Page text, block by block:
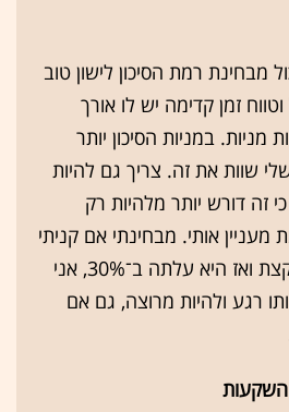
מבחינת רמת הסיכון לישון טוב
זמן קדימה יש לו אורך
מניות. במניות הסיכון יותר
שוות את זה. צריך גם להיות
זה דורש יותר מלהיות רק
אותי. מבחינתי אם קניתי
מניה כי קראתי עליה קצת ואז היא עלתה ב־30%, אני
רגע ולהיות מרוצה, גם אם
השקעות